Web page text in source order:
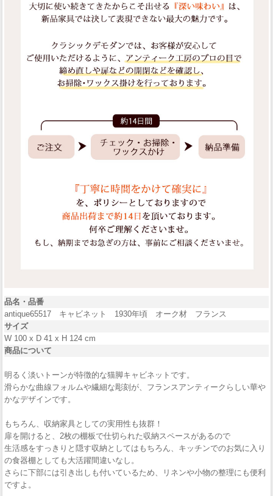
品名・品番
antique65517 キャビネット 1930年頃 オーク材 フランス
サイズ
W 100 x D 41 x H 124 cm
商品について
明るく淡いトーンが特徴的な猫脚キャビネットです。
滑らかな曲線フォルムや繊細な彫刻が、フランスアンティークらしい華や
かなデザインです。
もちろん、収納家具としての実用性も抜群！
扉を開けると、2枚の棚板で仕切られた収納スペースがあるので
生活感をすっきりと隠す収納としてはもちろん、キッチンでのお気に入り
の食器棚としても大活躍間違いなし。
さらに下部には引き出しも付いているため、リネンや小物の整理にも便利
ですよ。